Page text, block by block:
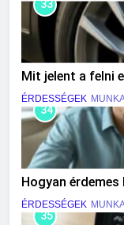
33
Mit jelent a felni
ÉRDESSÉGEK
34
Hogyan
ÉRDESSÉGEK
35